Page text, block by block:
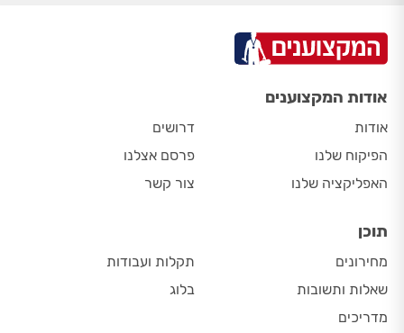
אודות המקצוענים
אודות
הפיקוח שלנו
האפליקציה שלנו
דרושים
פרסם אצלנו
צור קשר
תוכן
מחירונים
שאלות ותשובות
מדריכים
תקלות ועבודות
בלוג